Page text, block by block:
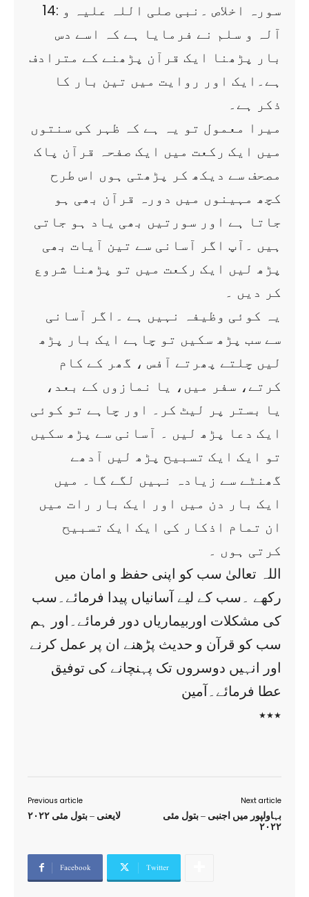
14: سورہ اخلاص ۔نبی صلی اللہ علیہ و
آلہ و سلم نے فرمایا ہے کہ اسے دس
بار پڑھنا ایک قرآن پڑھنے کے مترادف
ہے۔ایک اور روایت میں تین بار کا
ذکر ہے۔
میرا معمول تو یہ ہے کہ ظہر کی سنتوں
میں ایک رکعت میں ایک صفحہ قرآن پاک
مصحف سے دیکھ کر پڑھتی ہوں اس طرح
کچھ مہینوں میں دورہ قرآن بھی ہو
جاتا ہے اور سورتیں بھی یاد ہو جاتی
ہیں ۔آپ اگر آسانی سے تین آیات بھی
پڑھ لیں ایک رکعت میں تو پڑھنا شروع
کر دیں ۔
یہ کوئی وظیفہ نہیں ہے ۔اگر آسانی
سے سب پڑھ سکیں تو چاہے ایک بار پڑھ
لیں چلتے پھرتے آفس ، گھر کے کام
کرتے، سفر میں، یا نمازوں کے بعد،
یا بستر پر لیٹ کر۔ اور چاہے تو کوئی
ایک دعا پڑھ لیں ۔ آسانی سے پڑھ سکیں
تو ایک ایک تسبیح پڑھ لیں آدھے
گھنٹے سے زیادہ نہیں لگے گا۔ میں
ایک بار دن میں اور ایک بار رات میں
ان تمام اذکار کی ایک ایک تسبیح
کرتی ہوں ۔
اللہ تعالیٰ سب کو اپنی حفظ و امان میں
رکھے ۔سب کے لیے آسانیاں پیدا فرمائے۔سب
کی مشکلات اوربیماریاں دور فرمائے۔اور ہم
سب کو قرآن و حدیث پڑھنے ان پر عمل کرنے
اور انہیں دوسروں تک پہنچانے کی توفیق
عطا فرمائے۔آمین
٭٭٭
Previous article
لایعنی – بتول مئی ۲۰۲۲
Next article
بہاولپور میں اجنبی – بتول مئی
۲۰۲۲
Facebook Twitter